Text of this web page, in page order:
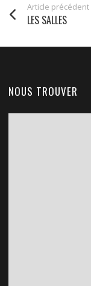
Article précédent
LES SALLES
NOUS TROUVER